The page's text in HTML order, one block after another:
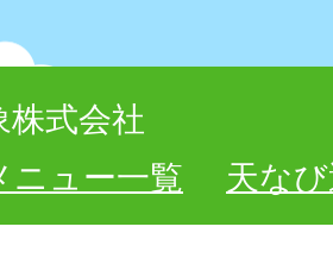
株式会社
ニュー一覧
天な